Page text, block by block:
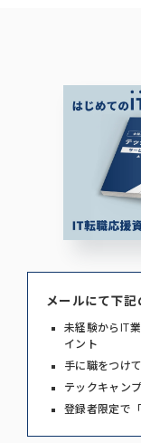
メールにて下
未経験からIT
イント
手に職をつけ
テックキャン
登録者限定で